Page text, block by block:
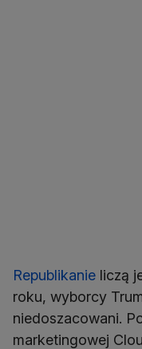
Republikanie liczą
roku, wyborcy
niedoszacowani.
marketingowej